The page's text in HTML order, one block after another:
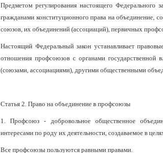
Предметом регулирования настоящего Федерального
гражданами конституционного права на объединение,
союзов, их объединений (ассоциаций), первичных
Настоящий Федеральный закон устанавливает
отношения профсоюзов с органами государственной
(союзами, ассоциациями), другими общественными
Статья 2. Право на объединение в профсоюзы
1. Профсоюз - добровольное общественное
интересами по роду их деятельности, создаваемое в
Все профсоюзы пользуются равными правами.